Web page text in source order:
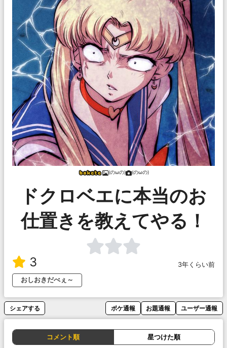
(のωの) (のωの)
ドクロベエに本当のお
仕置きを教えてやる！
3
3年くらい前
おしおきだべぇ～
シェアする ボケ通報 お題通報 ユーザー通報
コメント順 星つけた順